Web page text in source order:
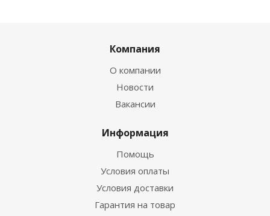
Компания
О компании
Новости
Вакансии
Информация
Помощь
Условия оплаты
Условия доставки
Гарантия на товар